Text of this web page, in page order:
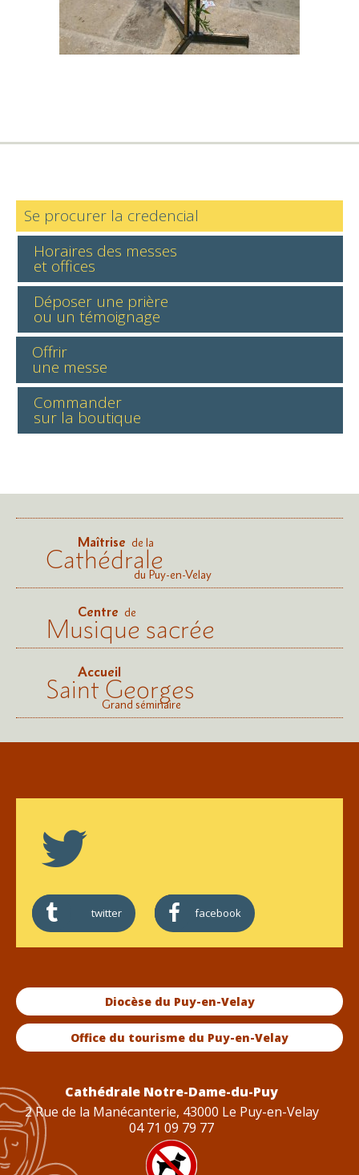
Se procurer la credencial
Horaires des messes
et offices
Déposer une prière
ou un témoignage
Offrir
une messe
Commander
sur la boutique
Maîtrise de la
Cathédraledu Puy-en-Velay
Centre de
Musique sacrée
Accueil
Saint Georges
Grand séminaire
twitter facebook
Diocèse du Puy-en-Velay
Office du tourisme du Puy-en-Velay
Cathédrale Notre-Dame-du-Puy
2 Rue de la Manécanterie, 43000 Le Puy-en-Velay
04 71 09 79 77